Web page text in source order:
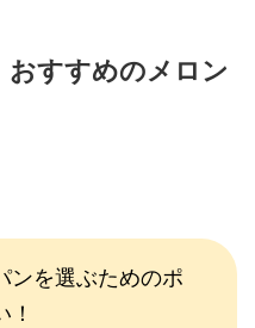
おすすめのメロン
ンを選ぶためのポ